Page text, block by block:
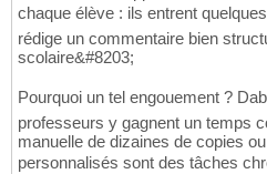
chaque élève : ils entrent
rédige un commentaire bien
scolaire&#8203;
Pourquoi un tel engouement ?
professeurs y gagnent un temps
manuelle de dizaines de copies
personnalisés sont des tâches